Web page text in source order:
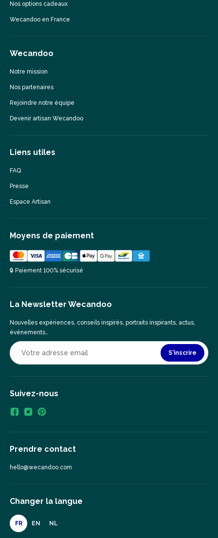
Nos options cadeaux
Wecandoo en France
Wecandoo
Notre mission
Nos partenaires
Rejoindre notre équipe
Devenir artisan Wecandoo
Liens utiles
FAQ
Presse
Espace Artisan
Moyens de paiement
🔒 Paiement 100% sécurisé
La Newsletter Wecandoo
Nouvelles expériences, conseils inspirés, portraits inspirants, actus,
événements…
S'inscrire
Suivez-nous
Prendre contact
hello@wecandoo.com
Changer la langue
FR EN NL